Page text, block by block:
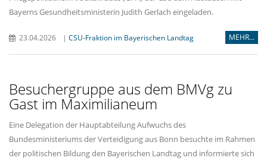
Bayerns Gesundheitsministerin Judith Gerlach eingeladen.
23.04.2026 | CSU-Fraktion im Bayerischen Landtag MEHR...
Besuchergruppe aus dem BMVg zu
Gast im Maximilianeum
Eine Delegation der Hauptabteilung Aufwuchs des
Bundesministeriums der Verteidigung aus Bonn besuchte im Rahmen
der politischen Bildung den Bayerischen Landtag und informierte sich